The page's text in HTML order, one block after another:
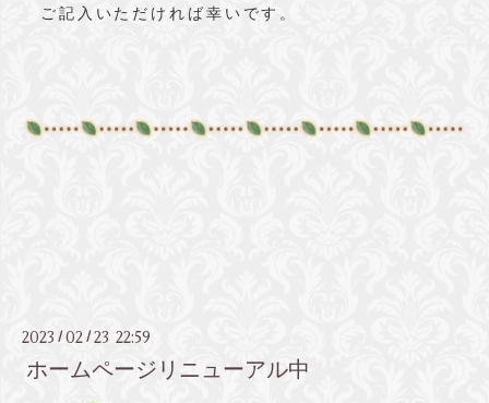
ご記入いただければ幸いです。
2023 / 02 / 23 22:59
ホームページリニューアル中